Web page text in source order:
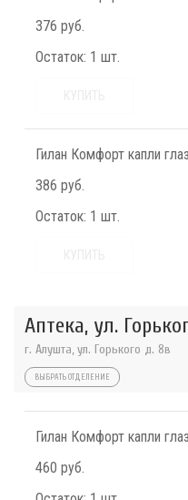
376 руб.
Остаток: 1 шт.
Гилан Комфорт капли
386 руб.
Остаток: 1 шт.
Аптека, ул.
г. Алушта, ул. Горького д. 8в
ВЫБРАТЬ ОТДЕЛЕНИЕ
Гилан Комфорт капли
460 руб.